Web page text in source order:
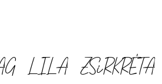
LILA ZSÍRKRÉTA